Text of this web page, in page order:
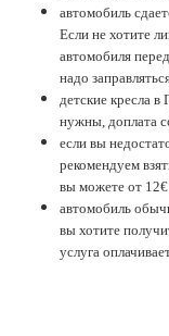
автомобиль
Если не хотите
автомобиля
надо
детские кресла
нужны, доплата
если вы
рекомендуем
вы можете от 12€
автомобиль
вы хотите
услуга